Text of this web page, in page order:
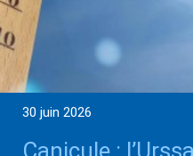
30 juin 2026